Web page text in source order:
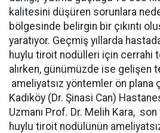
kalitesini düşüren sorunlara
bölgesinde belirgin bir çıkıntı
yaratıyor. Geçmiş yıllarda
huylu tiroit nodülleri için cerrahi
alırken, günümüzde ise gelişen
ameliyatsız yöntemler ön plana
Kadıköy (Dr. Şinasi Can)
Uzmanı Prof. Dr. Melih Kara, son
huylu tiroit nodülünün